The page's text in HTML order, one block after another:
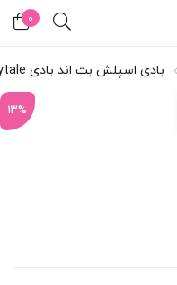
0
بادی اسپلش بث اند بادی Fairytale
13%